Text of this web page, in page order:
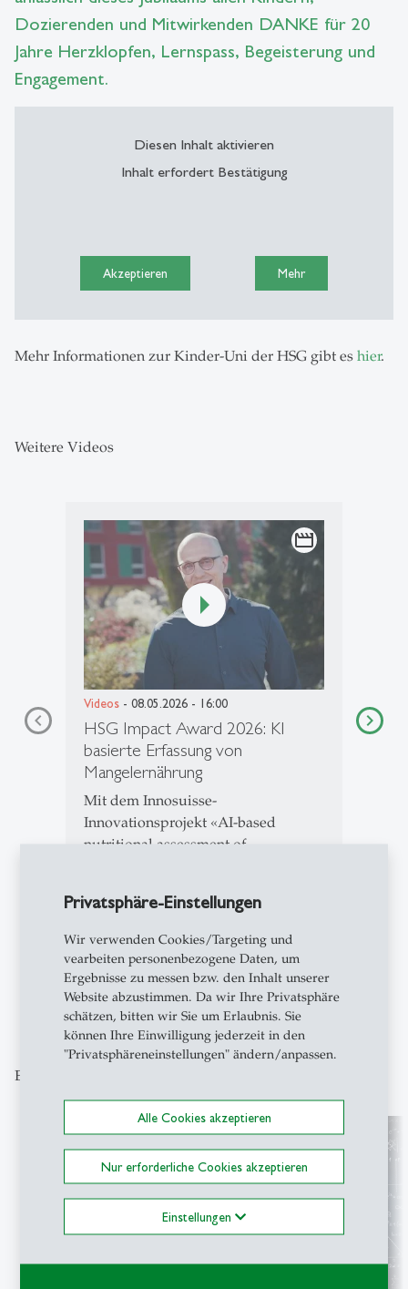
Privatsphäre-Einstellungen
Wir verwenden Cookies/Targeting und
vearbeiten personenbezogene Daten, um
Ergebnisse zu messen bzw. den Inhalt unserer
Website abzustimmen. Da wir Ihre Privatsphäre
schätzen, bitten wir Sie um Erlaubnis. Sie
können Ihre Einwilligung jederzeit in den
"Privatsphäreneinstellungen" ändern/anpassen.
Alle Cookies akzeptieren
Nur erforderliche Cookies akzeptieren
Einstellungen
Dozierenden und Mitwirkenden DANKE für 20
Jahre Herzklopfen, Lernspass, Begeisterung und
Engagement.
Diesen Inhalt aktivieren
Inhalt erfordert Bestätigung
Akzeptieren Mehr
Mehr Informationen zur Kinder-Uni der HSG gibt es hier.
Weitere Videos
movie
Videos - 08.05.2026 - 16:00
HSG Impact Award 2026: KI
basierte Erfassung von
Mangelernährung
Mit dem Innosuisse-
Innovationsprojekt «AI-based
nutritional assessment of
für…
1 2 3 4
Entdecken Sie unsere Themenschwerpunkte